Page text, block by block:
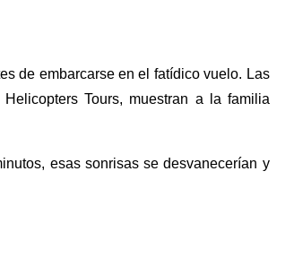
de embarcarse en el fatídico vuelo. Las
Tours, muestran a la familia
esas sonrisas se desvanecerían y